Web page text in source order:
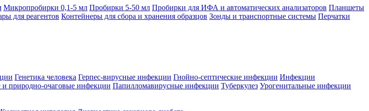
Микропробирки 0,1-5 мл Пробирки 5-50 мл Пробирки для ИФА и автоматических анализаторов Планшеты
для реагентов Контейнеры для сбора и хранения образцов Зонды и транспортные системы Перчатки
Генетика человека Герпес-вирусные инфекции Гнойно-септические инфекции Инфекции
природно-очаговые инфекции Папилломавирусные инфекции Туберкулез Урогенитальные инфекции